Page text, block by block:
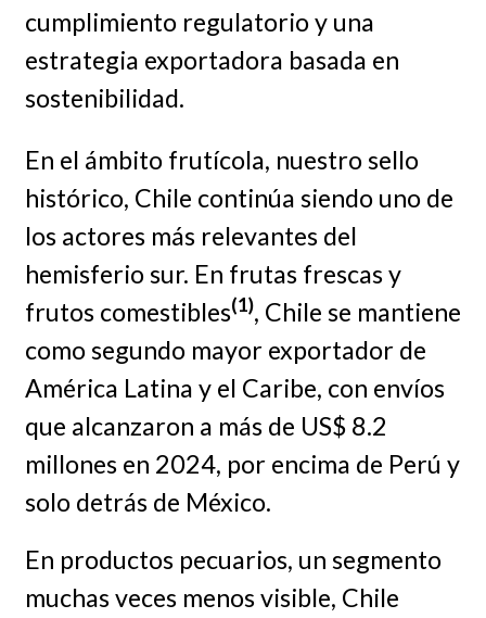
cumplimiento regulatorio y una
estrategia exportadora basada en
sostenibilidad.
En el ámbito frutícola, nuestro sello
histórico, Chile continúa siendo uno de
los actores más relevantes del
hemisferio sur. En frutas frescas y
frutos comestibles(1), Chile se mantiene
como segundo mayor exportador de
América Latina y el Caribe, con envíos
que alcanzaron a más de US$ 8.2
millones en 2024, por encima de Perú y
solo detrás de México.
En productos pecuarios, un segmento
muchas veces menos visible, Chile